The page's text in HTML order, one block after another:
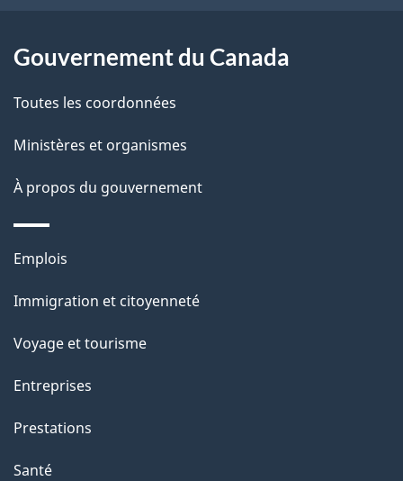
a
g
e
a
c
i
o
s
u
r
e
t
e
p
Gouvernement du Canada
Toutes les coordonnées
Ministères et organismes
À propos du gouvernement
Thèmes
sujets
Emplois
Immigration et citoyenneté
Voyage et tourisme
Entreprises
Prestations
Santé